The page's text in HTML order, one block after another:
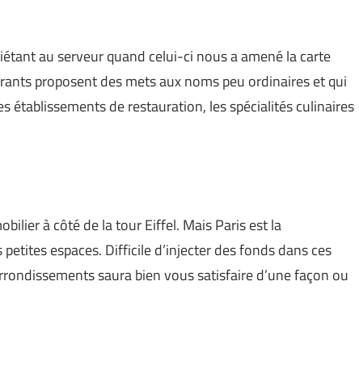
au serveur quand celui-ci nous a amené la carte
proposent des mets aux noms peu ordinaires et qui
établissements de restauration, les spécialités culinaires
à côté de la tour Eiffel. Mais Paris est la
espaces. Difficile d’injecter des fonds dans ces
saura bien vous satisfaire d’une façon ou